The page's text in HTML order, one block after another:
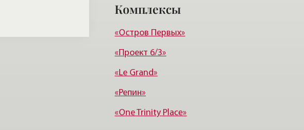
Чкаловская
Балтийская
Старая деревня
Удельная
Комплексы
«Остров Первых»
«Проект 6/3»
«Le Grand»
«Репин»
«One Trinity Place»